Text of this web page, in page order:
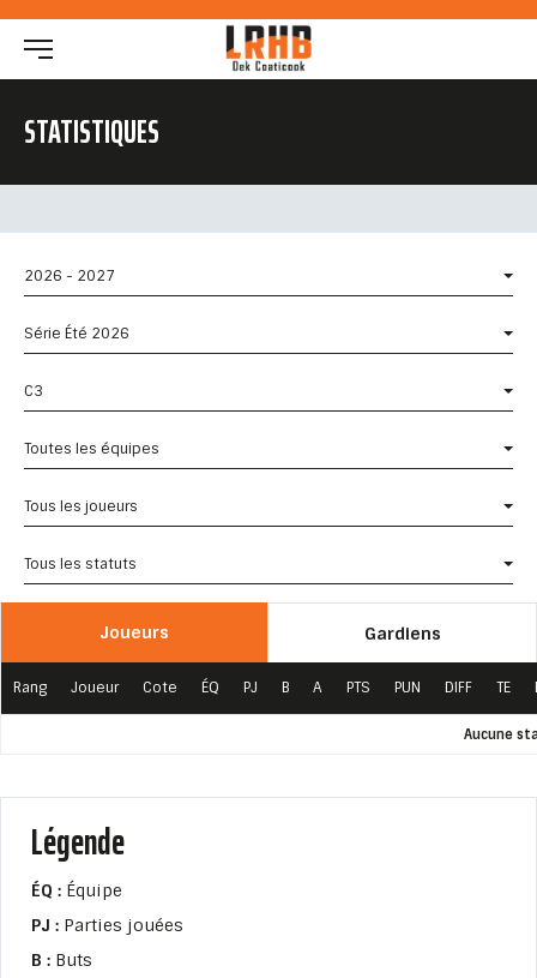
STATISTIQUES
2026 - 2027
Série Été 2026
C3
Toutes les équipes
Tous les joueurs
Tous les statuts
Joueurs Gardiens
Rang Joueur Cote ÉQ PJ B A PTS PUN DIFF TE
Aucune
Légende
ÉQ : Équipe
PJ : Parties jouées
B : Buts